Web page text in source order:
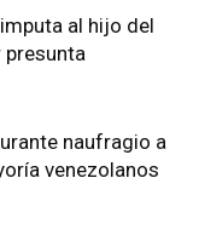
al hijo del
presunta
naufragio a
venezolanos